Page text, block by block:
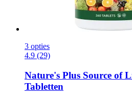
3 opties
4.9 (29)
Nature's Plus Source of
Tabletten